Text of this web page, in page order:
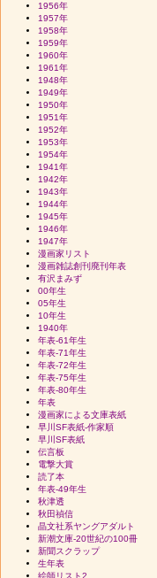
1956年
1957年
1958年
1959年
1960年
1961年
1948年
1949年
1950年
1951年
1952年
1953年
1954年
1941年
1942年
1943年
1944年
1945年
1946年
1947年
漫画家リスト
漫画雑誌創刊廃刊年表
有沢まみず
00年生
05年生
10年生
1940年
年表-61年生
年表-71年生
年表-72年生
年表-75年生
年表-80年生
年表
漫画家による文庫表紙
早川SF表紙-作家順
早川SF表紙
伝言板
電撃大賞
読了本
年表-49年生
秋津透
秋田禎信
晶文社系ヤングアダルト
新潮文庫-20世紀の100冊
新聞スクラップ
生年表
絵師リスト2